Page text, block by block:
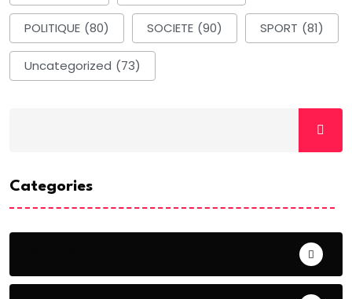
POLITIQUE (80) SOCIETE (90) SPORT (81)
Uncategorized (73)
Categories